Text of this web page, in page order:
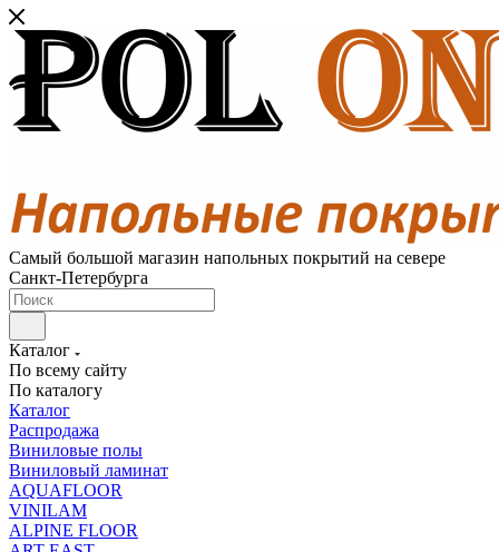
Самый большой магазин напольных покрытий на севере
Санкт-Петербурга
Каталог
По всему сайту
По каталогу
Каталог
Распродажа
Виниловые полы
Виниловый ламинат
AQUAFLOOR
VINILAM
ALPINE FLOOR